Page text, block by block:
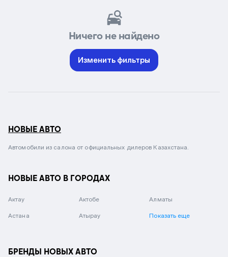
Ничего не найдено
Изменить фильтры
НОВЫЕ АВТО
Автомобили из салона от официальных дилеров Казахстана.
НОВЫЕ АВТО В ГОРОДАХ
Актау Актобе Алматы
Астана Атырау Показать еще
БРЕНДЫ НОВЫХ АВТО